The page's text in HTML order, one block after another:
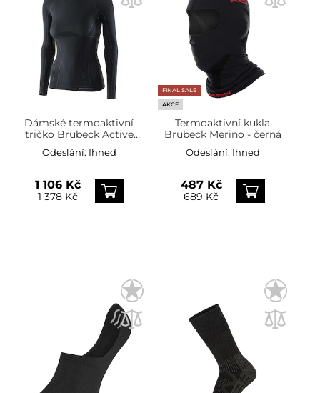
Dámské termoaktivní
tričko Brubeck Active
Wool - Black
Odeslání: Ihned
1 106 Kč
1 378 Kč
FINAL SALE
AKCE
Termoaktivní kukla
Brubeck Merino - černá
Odeslání: Ihned
487 Kč
689 Kč